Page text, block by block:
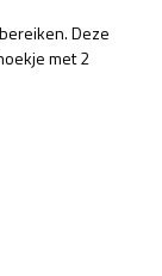
Deze
met 2